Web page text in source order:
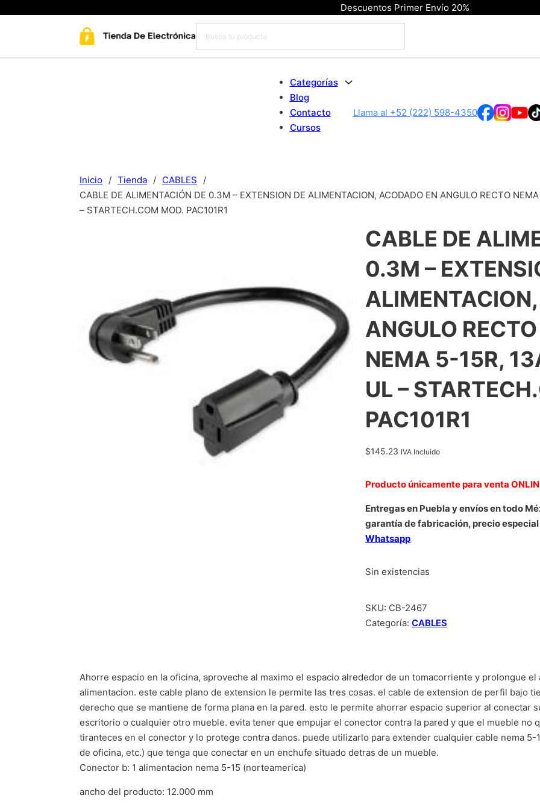
Descuentos Primer Envío 20%
Categorías
Blog
Contacto
Cursos
Llama al +52 (222) 598-4350
Inicio / Tienda / CABLES
/
CABLE DE ALIMENTACIÓN DE 0.3M – EXTENSION DE ALIMENTACION, ACODADO EN ANGULO RECTO
– STARTECH.COM MOD. PAC101R1
CABLE DE
0.3M –
ANGULO
NEMA 5-15R,
UL –
PAC101R1
$145.23 IVA Incluido
Producto únicamente para venta
Entregas en Puebla y envíos en todo
garantía de fabricación, precio
Whatsapp
Sin existencias
SKU: CB-2467
Categoría:CABLES
Ahorre espacio en la oficina, aproveche al maximo el espacio alrededor de un tomacorriente y prolongue
alimentacion. este cable plano de extension le permite las tres cosas. el cable de extension de perfil bajo
derecho que se mantiene de forma plana en la pared. esto le permite ahorrar espacio superior al conectar
escritorio o cualquier otro mueble. evita tener que empujar el conector contra la pared y que el mueble no
tiranteces en el conector y lo protege contra danos. puede utilizarlo para extender cualquier cable nema 5-
de oficina, etc.) que tenga que conectar en un enchufe situado detras de un mueble.
Conector b: 1 alimentacion nema 5-15 (norteamerica)
ancho del producto: 12.000 mm